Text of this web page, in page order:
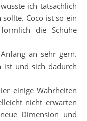
ich tatsächlich
Coco ist so ein
die Schuhe
an sehr gern.
ist und sich dadurch
einige Wahrheiten
nicht erwarten
Dimension und